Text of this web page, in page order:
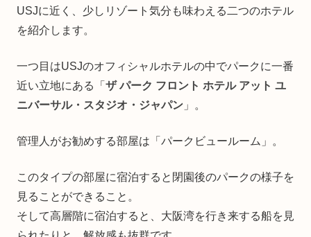
USJに近く、少しリゾート気分も味わえる二つのホテル
を紹介します。
一つ目はUSJのオフィシャルホテルの中でパークに一番
近い立地にある「 ザ パーク フロント ホテル アット ユ
ニバーサル・スタジオ・ジャパン 」。
管理人がお勧めする部屋は「パークビュールーム」。
このタイプの部屋に宿泊すると閉園後のパークの様子を
見ることができること。
そして高層階に宿泊すると、大阪湾を行き来する船を見